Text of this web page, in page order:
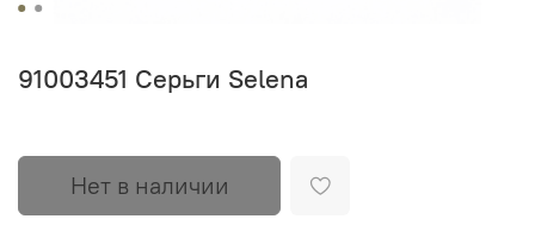
91003451 Серьги Selena
Нет в наличии